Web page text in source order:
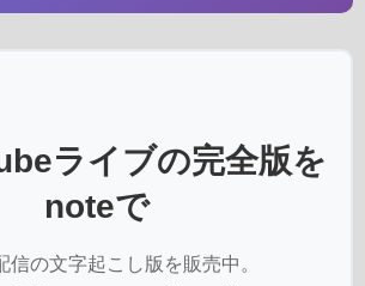
ライブの完全版を
noteで
信の文字起こし版を販売中。